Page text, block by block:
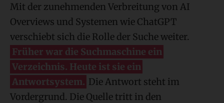
Mit der zunehmenden Verbreitung von AI
Overviews und Systemen wie ChatGPT
verschiebt sich die Rolle der Suche weiter.
Früher war die Suchmaschine ein
Verzeichnis. Heute ist sie ein
Antwortsystem. Die Antwort steht im
Vordergrund. Die Quelle tritt in den